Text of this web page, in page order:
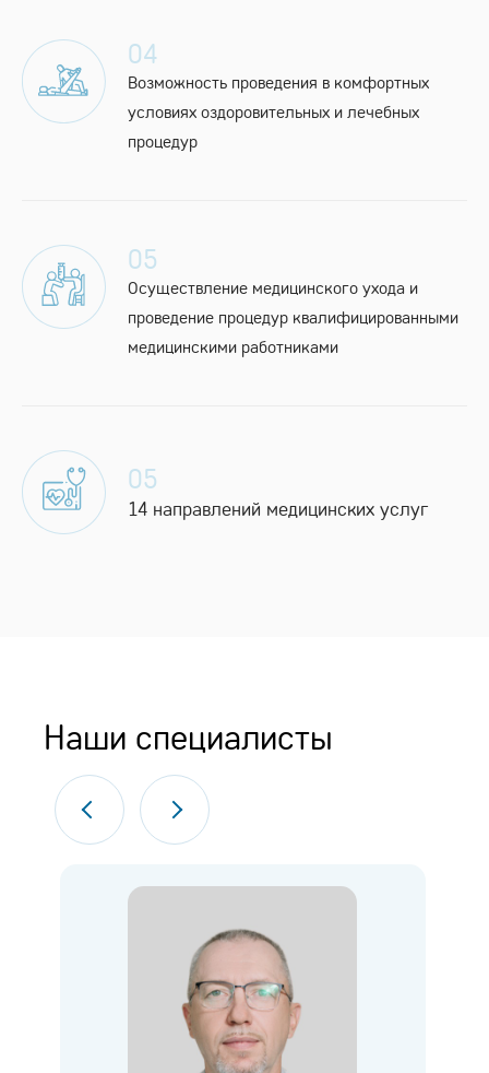
04
Возможность проведения в комфортных
условиях оздоровительных и лечебных
процедур
05
Осуществление медицинского ухода и
проведение процедур квалифицированными
медицинскими работниками
05
14 направлений медицинских услуг
Наши специалисты